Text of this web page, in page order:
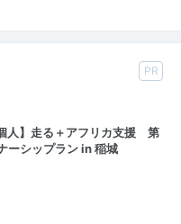
PR
人】走る＋アフリカ支援 第
ーシップラン in 稲城